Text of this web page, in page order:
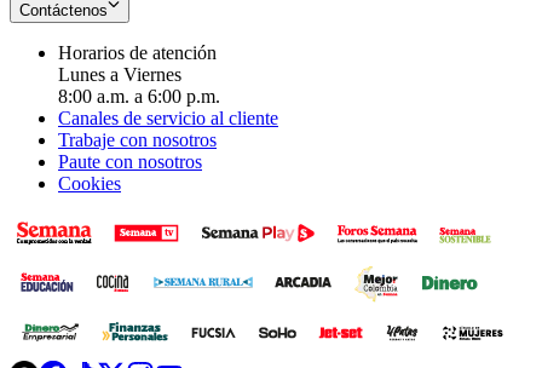
Contáctenos
Horarios de atención
Lunes a Viernes
8:00 a.m. a 6:00 p.m.
Canales de servicio al cliente
Trabaje con nosotros
Paute con nosotros
Cookies